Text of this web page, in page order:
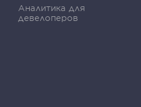
Аналитика для
девелоперов